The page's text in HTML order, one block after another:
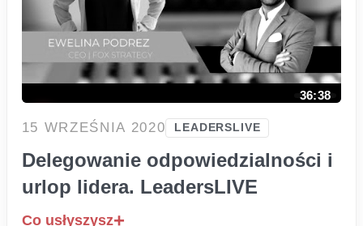
36:38
15 WRZEŚNIA 2020 LEADERSLIVE
Delegowanie odpowiedzialności i
urlop lidera. LeadersLIVE
Co usłyszysz